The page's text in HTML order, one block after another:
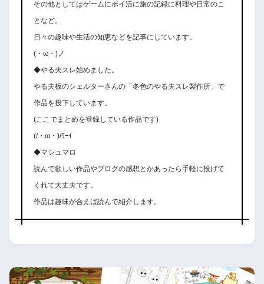
その他としてはゲームにポイ活に旅の記録に料理や日常のこ
となど。
日々の趣味や生活の知恵などを記事にしています。
(・ω・)ノ
◆やる夫スレ始めました。
やる夫板のシェルターさんの「冬色のやる夫スレ製作所」で
作品を投下しています。
(ここでまとめを登録している作品です)
(/・ω・)/ﾜｰｲ
◆マシュマロ
読んで欲しい作品やブログの感想とかあったら手軽に投げて
くれて大丈夫です。
作品は趣味が合えば読んで紹介します。